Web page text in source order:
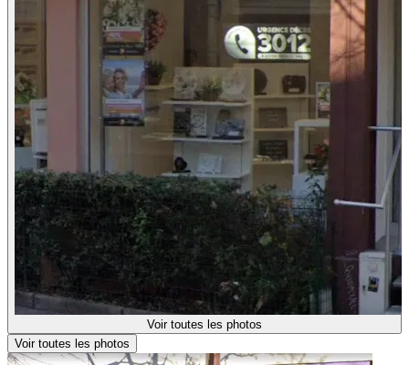
Voir toutes les photos
Voir toutes les photos